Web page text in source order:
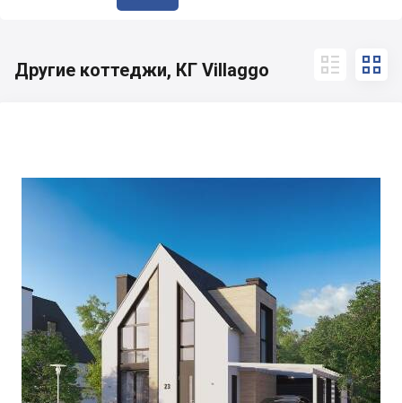
Другие коттеджи, КГ Villaggo  